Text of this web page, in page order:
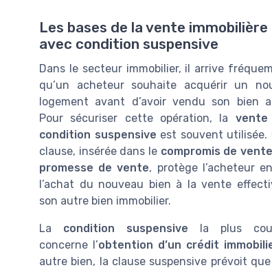
Les bases de la vente immobilière
avec condition suspensive
Dans le secteur immobilier, il arrive
qu’un acheteur souhaite acquérir un
logement avant d’avoir vendu son bien
Pour sécuriser cette opération, la vente
condition suspensive est souvent utilisée.
clause, insérée dans le compromis de vente
promesse de vente, protège l’acheteur
l’achat du nouveau bien à la vente
son autre bien immobilier.
La condition suspensive la plus
concerne l’obtention d’un crédit
autre bien, la clause suspensive prévoit